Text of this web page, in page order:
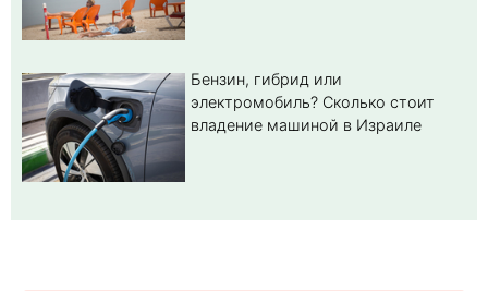
Бензин, гибрид или
электромобиль? Cколько стоит
владение машиной в Израиле